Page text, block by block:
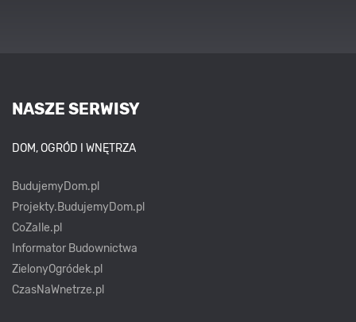
NASZE SERWISY
DOM, OGRÓD I WNĘTRZA
BudujemyDom.pl
Projekty.BudujemyDom.pl
CoZaIle.pl
Informator Budownictwa
ZielonyOgródek.pl
CzasNaWnetrze.pl